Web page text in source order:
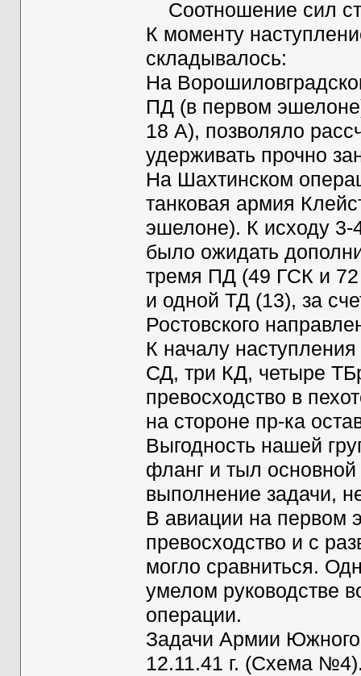
Соотношение сил
К моменту
складывалось:
На
ПД (в первом
18 А), позволяло
удерживать прочно
На Шахтинском
танковая армия
эшелоне). К исходу 3-
было ожидать
тремя ПД (49 ГСК и
и одной ТД (13), за
Ростовского
К началу
СД, три КД, четыре
превосходство в
на стороне пр-ка
Выгодность нашей
фланг и тыл основной
выполнение задачи,
В авиации на первом
превосходство и с
могло сравниться.
умелом руководстве
операции.
Задачи Армии
12.11.41 г. (Схема